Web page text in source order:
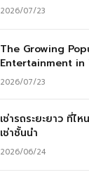
2026/07/23
The Growing
Entertainment in
2026/07/23
เช่ารถระยะยาว ที่ไ
เช่าชั้นนำ
2026/06/24